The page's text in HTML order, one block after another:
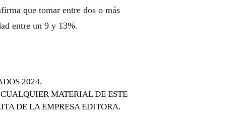
que tomar entre dos o más
entre un 9 y 13%.
2024.
MATERIAL DE ESTE
DE LA EMPRESA EDITORA.